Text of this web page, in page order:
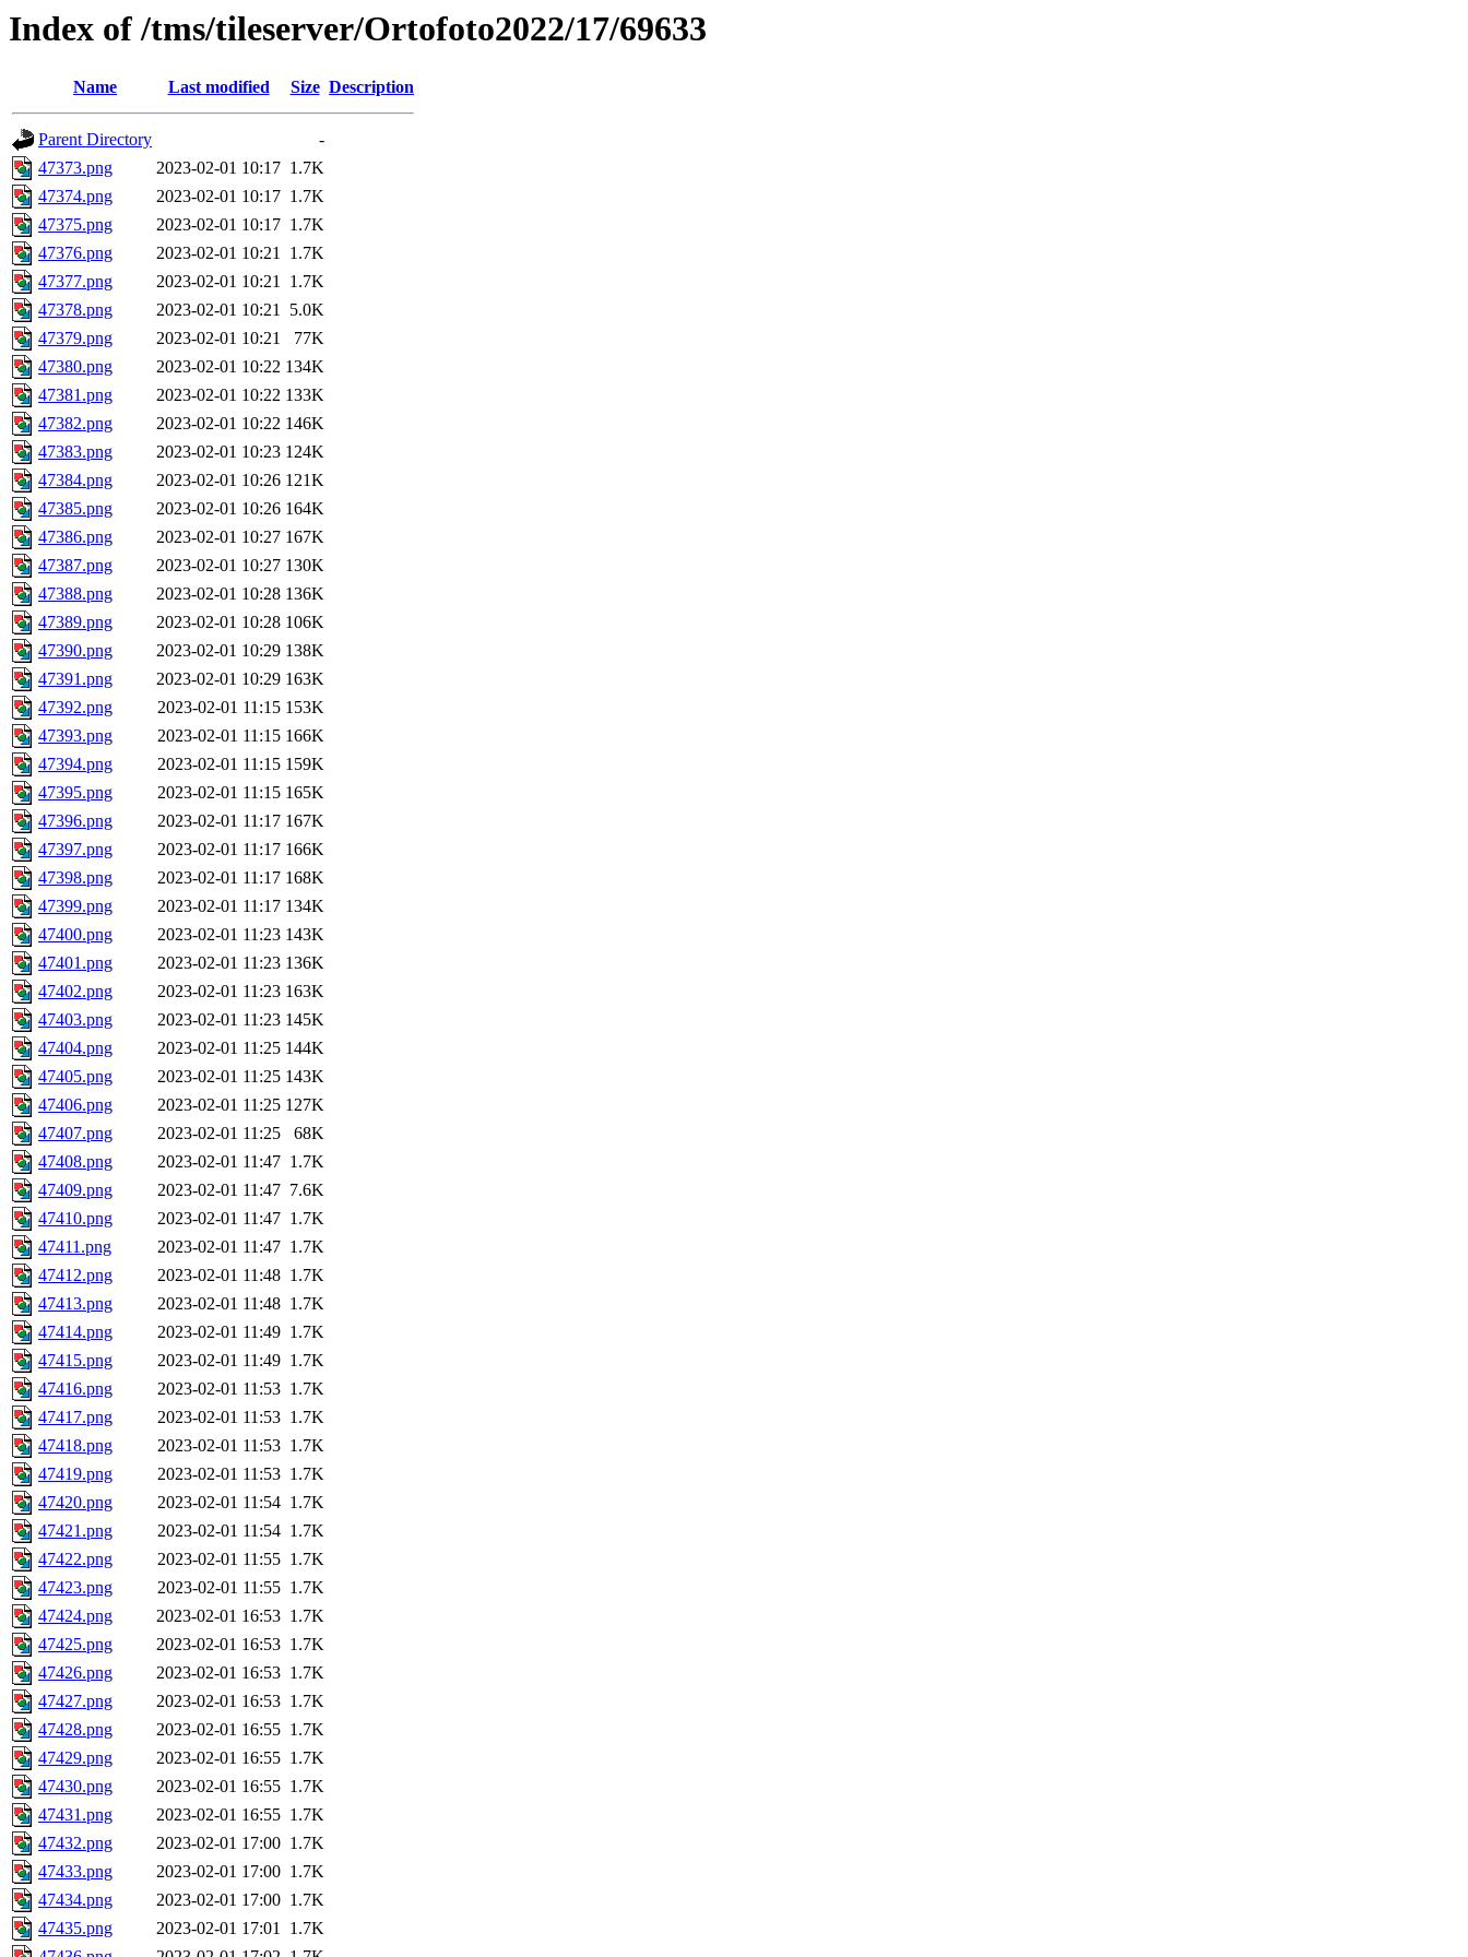
Index of /tms/tileserver/Ortofoto2022/17/69633
Name Last modified Size Description
Parent Directory
-
47373.png
2023-02-01 10:17 1.7K
47374.png
2023-02-01 10:17 1.7K
47375.png
2023-02-01 10:17 1.7K
47376.png
2023-02-01 10:21 1.7K
47377.png
2023-02-01 10:21 1.7K
47378.png
2023-02-01 10:21 5.0K
47379.png
2023-02-01 10:21
77K
47380.png
2023-02-01 10:22 134K
47381.png
2023-02-01 10:22 133K
47382.png
2023-02-01 10:22 146K
47383.png
2023-02-01 10:23 124K
47384.png
2023-02-01 10:26 121K
47385.png
2023-02-01 10:26 164K
47386.png
2023-02-01 10:27 167K
47387.png
2023-02-01 10:27 130K
47388.png
2023-02-01 10:28 136K
47389.png
2023-02-01 10:28 106K
47390.png
2023-02-01 10:29 138K
47391.png
2023-02-01 10:29 163K
47392.png
2023-02-01 11:15 153K
47393.png
2023-02-01 11:15 166K
47394.png
2023-02-01 11:15 159K
47395.png
2023-02-01 11:15 165K
47396.png
2023-02-01 11:17 167K
47397.png
2023-02-01 11:17 166K
47398.png
2023-02-01 11:17 168K
47399.png
2023-02-01 11:17 134K
47400.png
2023-02-01 11:23 143K
47401.png
2023-02-01 11:23 136K
47402.png
2023-02-01 11:23 163K
47403.png
2023-02-01 11:23 145K
47404.png
2023-02-01 11:25 144K
47405.png
2023-02-01 11:25 143K
47406.png
2023-02-01 11:25 127K
47407.png
2023-02-01 11:25
68K
47408.png
2023-02-01 11:47 1.7K
47409.png
2023-02-01 11:47 7.6K
47410.png
2023-02-01 11:47 1.7K
47411.png
2023-02-01 11:47 1.7K
47412.png
2023-02-01 11:48 1.7K
47413.png
2023-02-01 11:48 1.7K
47414.png
2023-02-01 11:49 1.7K
47415.png
2023-02-01 11:49 1.7K
47416.png
2023-02-01 11:53 1.7K
47417.png
2023-02-01 11:53 1.7K
47418.png
2023-02-01 11:53 1.7K
47419.png
2023-02-01 11:53 1.7K
47420.png
2023-02-01 11:54 1.7K
47421.png
2023-02-01 11:54 1.7K
47422.png
2023-02-01 11:55 1.7K
47423.png
2023-02-01 11:55 1.7K
47424.png
2023-02-01 16:53 1.7K
47425.png
2023-02-01 16:53 1.7K
47426.png
2023-02-01 16:53 1.7K
47427.png
2023-02-01 16:53 1.7K
47428.png
2023-02-01 16:55 1.7K
47429.png
2023-02-01 16:55 1.7K
47430.png
2023-02-01 16:55 1.7K
47431.png
2023-02-01 16:55 1.7K
47432.png
2023-02-01 17:00 1.7K
47433.png
2023-02-01 17:00 1.7K
47434.png
2023-02-01 17:00 1.7K
47435.png
2023-02-01 17:01 1.7K